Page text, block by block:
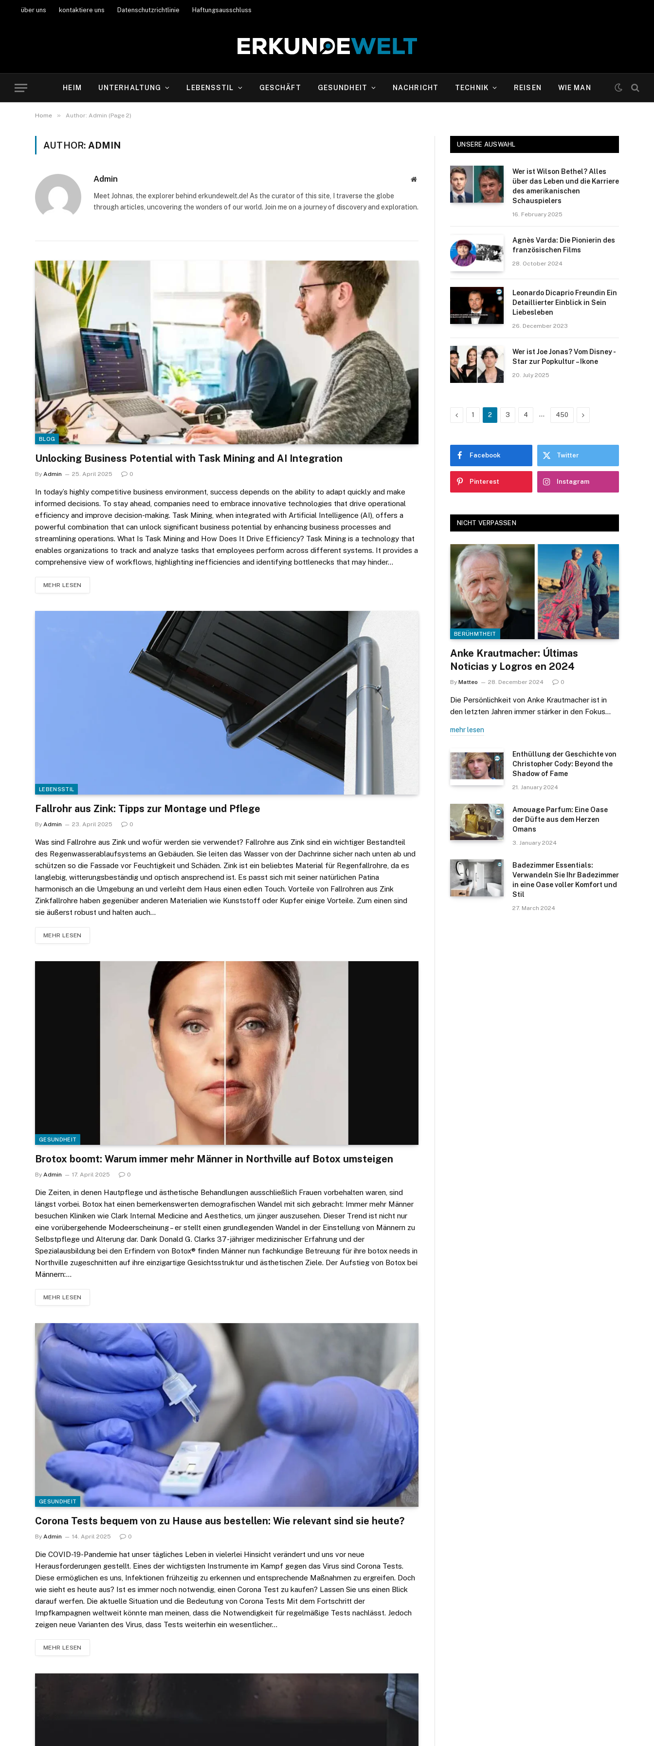
über uns kontaktiere uns Datenschutzrichtlinie Haftungsausschluss
HEIM UNTERHALTUNG LEBENSSTIL GESCHÄFT GESUNDHEIT NACHRICHT TECHNIK REISEN WIE MAN
Home » Author: Admin (Page 2)
AUTHOR: ADMIN
Admin Website
Meet Johnas, the explorer behind erkundewelt.de! As the curator of this site, I traverse the globe
through articles, uncovering the wonders of our world. Join me on a journey of discovery and exploration.
BLOG
Unlocking Business Potential with Task Mining and AI Integration
By Admin 25. April 2025 0
In today’s highly competitive business environment, success depends on the ability to adapt quickly and make
informed decisions. To stay ahead, companies need to embrace innovative technologies that drive operational
efficiency and improve decision-making. Task Mining, when integrated with Artificial Intelligence (AI), offers a
powerful combination that can unlock significant business potential by enhancing business processes and
streamlining operations. What Is Task Mining and How Does It Drive Efficiency? Task Mining is a technology that
enables organizations to track and analyze tasks that employees perform across different systems. It provides a
comprehensive view of workflows, highlighting inefficiencies and identifying bottlenecks that may hinder…
MEHR LESEN
LEBENSSTIL
Fallrohr aus Zink: Tipps zur Montage und Pflege
By Admin 23. April 2025 0
Was sind Fallrohre aus Zink und wofür werden sie verwendet? Fallrohre aus Zink sind ein wichtiger Bestandteil
des Regenwasserablaufsystems an Gebäuden. Sie leiten das Wasser von der Dachrinne sicher nach unten ab und
schützen so die Fassade vor Feuchtigkeit und Schäden. Zink ist ein beliebtes Material für Regenfallrohre, da es
langlebig, witterungsbeständig und optisch ansprechend ist. Es passt sich mit seiner natürlichen Patina
harmonisch an die Umgebung an und verleiht dem Haus einen edlen Touch. Vorteile von Fallrohren aus Zink
Zinkfallrohre haben gegenüber anderen Materialien wie Kunststoff oder Kupfer einige Vorteile. Zum einen sind
sie äußerst robust und halten auch…
MEHR LESEN
GESUNDHEIT
Brotox boomt: Warum immer mehr Männer in Northville auf Botox umsteigen
By Admin 17. April 2025 0
Die Zeiten, in denen Hautpflege und ästhetische Behandlungen ausschließlich Frauen vorbehalten waren, sind
längst vorbei. Botox hat einen bemerkenswerten demografischen Wandel mit sich gebracht: Immer mehr Männer
besuchen Kliniken wie Clark Internal Medicine and Aesthetics, um jünger auszusehen. Dieser Trend ist nicht nur
eine vorübergehende Modeerscheinung – er stellt einen grundlegenden Wandel in der Einstellung von Männern zu
Selbstpflege und Alterung dar. Dank Donald G. Clarks 37-jähriger medizinischer Erfahrung und der
Spezialausbildung bei den Erfindern von Botox® finden Männer nun fachkundige Betreuung für ihre botox needs in
Northville zugeschnitten auf ihre einzigartige Gesichtsstruktur und ästhetischen Ziele. Der Aufstieg von Botox bei
Männern:…
MEHR LESEN
GESUNDHEIT
Corona Tests bequem von zu Hause aus bestellen: Wie relevant sind sie heute?
By Admin 14. April 2025 0
Die COVID-19-Pandemie hat unser tägliches Leben in vielerlei Hinsicht verändert und uns vor neue
Herausforderungen gestellt. Eines der wichtigsten Instrumente im Kampf gegen das Virus sind Corona Tests.
Diese ermöglichen es uns, Infektionen frühzeitig zu erkennen und entsprechende Maßnahmen zu ergreifen. Doch
wie sieht es heute aus? Ist es immer noch notwendig, einen Corona Test zu kaufen? Lassen Sie uns einen Blick
darauf werfen. Die aktuelle Situation und die Bedeutung von Corona Tests Mit dem Fortschritt der
Impfkampagnen weltweit könnte man meinen, dass die Notwendigkeit für regelmäßige Tests nachlässt. Jedoch
zeigen neue Varianten des Virus, dass Tests weiterhin ein wesentlicher…
MEHR LESEN
UNSERE AUSWAHL
Wer ist Wilson Bethel? Alles
über das Leben und die Karriere
des amerikanischen
Schauspielers
16. February 2025
Agnès Varda: Die Pionierin des
französischen Films
28. October 2024
Leonardo Dicaprio Freundin Ein
Detaillierter Einblick in Sein
Liebesleben
26. December 2023
Wer ist Joe Jonas? Vom Disney -
Star zur Popkultur – Ikone
20. July 2025
Previous
1 2 3 4 … 450 Next
Facebook Twitter
Pinterest Instagram
NICHT VERPASSEN
BERÜHMTHEIT
Anke Krautmacher: Últimas
Noticias y Logros en 2024
By Matteo 28. December 2024 0
Die Persönlichkeit von Anke Krautmacher ist in
den letzten Jahren immer stärker in den Fokus…
mehr lesen
Enthüllung der Geschichte von
Christopher Cody: Beyond the
Shadow of Fame
21. January 2024
Amouage Parfum: Eine Oase
der Düfte aus dem Herzen
Omans
3. January 2024
Badezimmer Essentials:
Verwandeln Sie Ihr Badezimmer
in eine Oase voller Komfort und
Stil
27. March 2024